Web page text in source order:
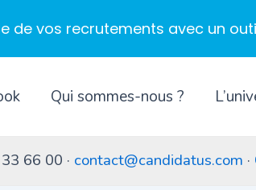
Qui sommes-nous ?
66 00 · contact@candidatus.com ·
de vos recrutements avec un